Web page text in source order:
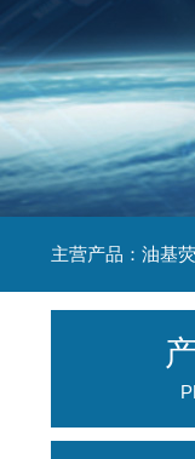
主营产品：油基